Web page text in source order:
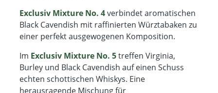
Exclusiv Mixture No. 4verbindet aromatischen
Black Cavendish mit raffinierten Würztabaken zu
einer perfekt ausgewogenen Komposition.
Im Exclusiv Mixture No. 5treffen Virginia,
Burley und Black Cavendish auf einen Schuss
echten schottischen Whiskys. Eine
herausragende Mischung für